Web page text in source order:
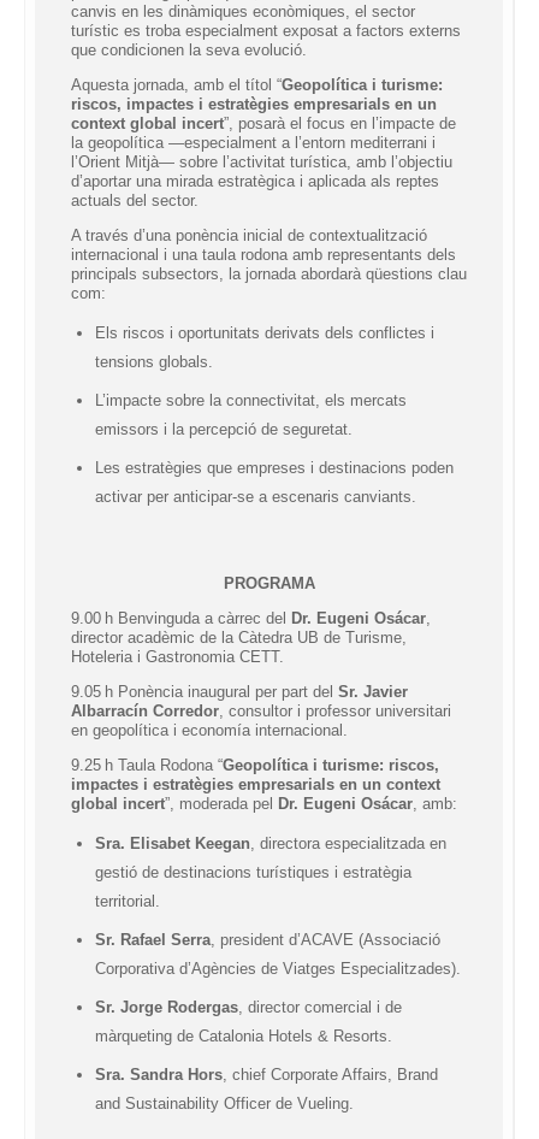
canvis en les dinàmiques econòmiques, el sector
turístic es troba especialment exposat a factors externs
que condicionen la seva evolució.
Aquesta jornada, amb el títol “Geopolítica i turisme:
riscos, impactes i estratègies empresarials en un
context global incert”, posarà el focus en l’impacte de
la geopolítica —especialment a l’entorn mediterrani i
l’Orient Mitjà— sobre l’activitat turística, amb l’objectiu
d’aportar una mirada estratègica i aplicada als reptes
actuals del sector.
A través d’una ponència inicial de contextualització
internacional i una taula rodona amb representants dels
principals subsectors, la jornada abordarà qüestions clau
com:
Els riscos i oportunitats derivats dels conflictes i
tensions globals.
L’impacte sobre la connectivitat, els mercats
emissors i la percepció de seguretat.
Les estratègies que empreses i destinacions poden
activar per anticipar-se a escenaris canviants.
PROGRAMA
9.00 h Benvinguda a càrrec del Dr. Eugeni Osácar,
director acadèmic de la Càtedra UB de Turisme,
Hoteleria i Gastronomia CETT.
9.05 h Ponència inaugural per part del Sr. Javier
Albarracín Corredor, consultor i professor universitari
en geopolítica i economía internacional.
9.25 h Taula Rodona “Geopolítica i turisme: riscos,
impactes i estratègies empresarials en un context
global incert”, moderada pel Dr. Eugeni Osácar, amb:
Sra. Elisabet Keegan, directora especialitzada en
gestió de destinacions turístiques i estratègia
territorial.
Sr. Rafael Serra, president d’ACAVE (Associació
Corporativa d’Agències de Viatges Especialitzades).
Sr. Jorge Rodergas, director comercial i de
màrqueting de Catalonia Hotels & Resorts.
Sra. Sandra Hors, chief Corporate Affairs, Brand
and Sustainability Officer de Vueling.